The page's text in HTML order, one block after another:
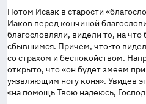
Потом Исаак в старости
Иаков перед кончиной
благословляли, видели то, на
сбывшимся. Причем, что-то
со страхом и беспокойством.
открыто, что «он будет змеем
уязвляющим ногу коня». Увидев
«на помощь Твою надеюсь,